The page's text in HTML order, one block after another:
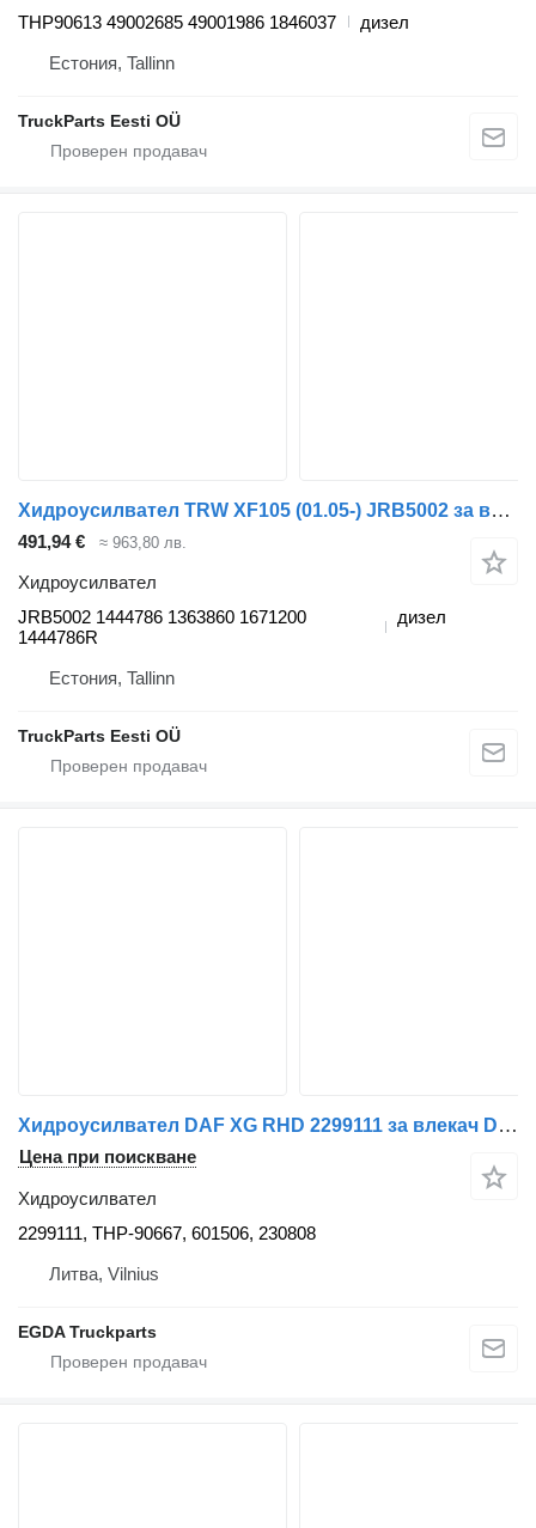
THP90613 49002685 49001986 1846037
дизел
Естония, Tallinn
TruckParts Eesti OÜ
Хидроусилвател TRW XF105 (01.05-) JRB5002 за влекач DAF XF95, XF105 (2001-2014)
491,94 € ≈ 963,80 лв.
Хидроусилвател
JRB5002 1444786 1363860 1671200
1444786R
дизел
Естония, Tallinn
TruckParts Eesti OÜ
Хидроусилвател DAF XG RHD 2299111 за влекач DAF
Цена при поискване
Хидроусилвател
2299111, THP-90667, 601506, 230808
Литва, Vilnius
EGDA Truckparts